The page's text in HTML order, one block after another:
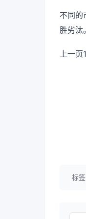
不同的
胜劣汰
上一页
标签